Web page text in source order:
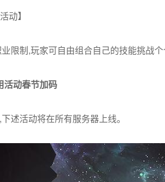
倍返还】
神牛的储金罐中进行许愿,许愿存放的总